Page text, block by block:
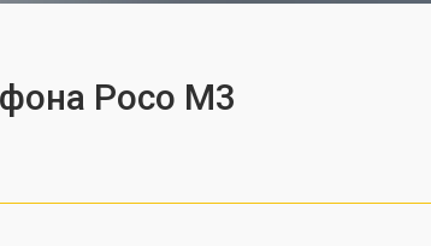
Poco M3